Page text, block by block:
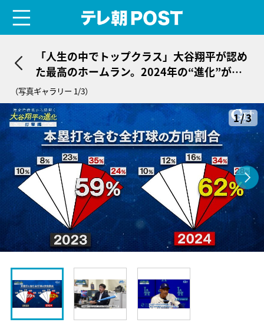
「人生の中でトップクラス」大谷翔平が認め
た最高のホームラン。2024年の“進化”が表
れた一打を振り返る
（写真ギャラリー 1/3）
1/3